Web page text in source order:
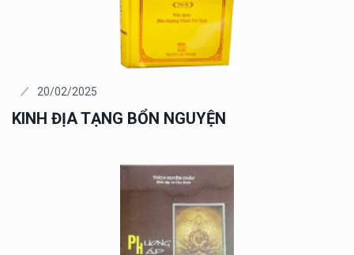
20/02/2025
KINH ĐỊA TẠNG BỔN NGUYỆN